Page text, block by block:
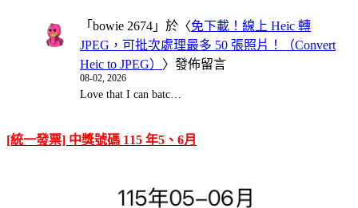
「 bowie 2674 」於〈免下載！線上 Heic 轉
JPEG，可批次處理最多 50 張照片！（Convert
Heic to JPEG） 〉發佈留言
08-02, 2026
Love that I can batc…
[統一發票] 中獎號碼 115 年5、6月